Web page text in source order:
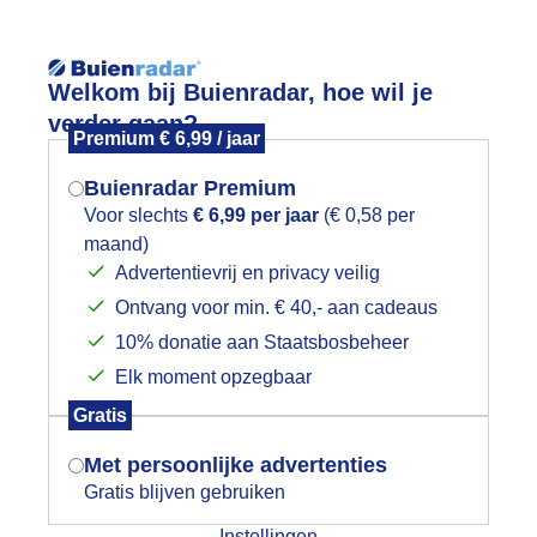
Welkom bij Buienradar, hoe wil je
verder gaan?
Premium € 6,99 / jaar
Buienradar Premium
Voor slechts € 6,99 per jaar (€ 0,58 per
maand)
Advertentievrij en privacy veilig
Ontvang voor min. € 40,- aan cadeaus
10% donatie aan Staatsbosbeheer
Elk moment opzegbaar
Gratis
Met persoonlijke advertenties
Gratis blijven gebruiken
Lees meer.
Foto en video Weerzine
Zoeken in
regenwolken boven de
Mogen we je locatie gebruiken voor
het weer?
Indien je hier nog geen akkoord op hebt
gegeven, verschijnt er zo een pop-up uit
je browser waarin deze toestemming
gevraagd wordt.